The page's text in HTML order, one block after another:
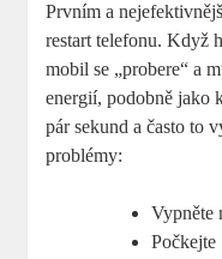
Prvním a
restart telefonu. Když
mobil se „probere“ a
energií, podobně jako
pár sekund a často to
problémy:
Vypněte
Počkejte